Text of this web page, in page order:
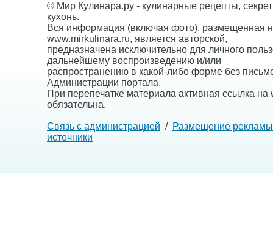
© Мир Кулинара.ру - кулинарные рецепты,
кухонь.
Вся информация (включая фото), размещенная
www.mirkulinara.ru, является авторской,
предназначена исключительно для личного
дальнейшему воспроизведению и/или
распространению в какой-либо форме без
Администрации портала.
При перепечатке материала активная ссылка на
обязательна.
Связь с администрацией / Размещение рекламы
источники